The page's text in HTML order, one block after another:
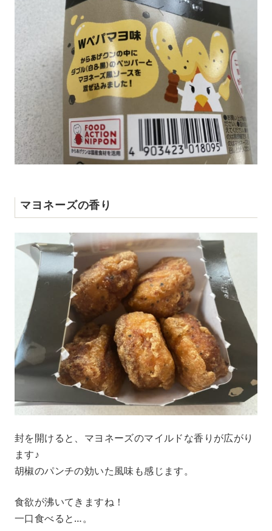
マヨネーズの香り
封を開けると、マヨネーズのマイルドな香りが広がり
ます♪
胡椒のパンチの効いた風味も感じます。
食欲が沸いてきますね！
一口食べると…。